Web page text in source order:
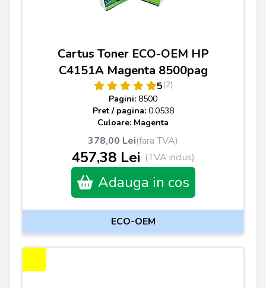
Cartus Toner ECO-OEM HP
C4151A Magenta 8500pag
5(2)
Pagini: 8500
Pret / pagina: 0.0538
Culoare: Magenta
378,00 Lei(fara TVA)
457,38 Lei (TVA inclus)
Adauga in cos
ECO-OEM